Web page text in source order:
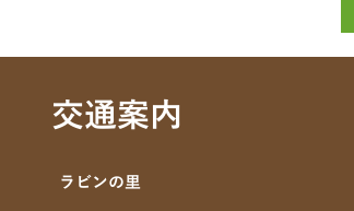
交通案内
ラビンの里